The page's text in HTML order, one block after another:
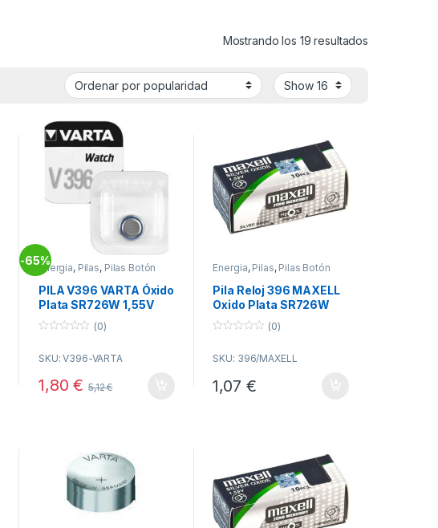
Mostrando los 19 resultados
-65%
Energia, Pilas, Pilas Botón
PILA V396 VARTA Óxido
Plata SR726W 1,55V
Relojes
u
o
(0)
SKU: V396-VARTA
1,80€ 5,12€
Energia, Pilas, Pilas Botón
Pila Reloj 396 MAXELL
Oxido Plata SR726W
u
(0)
SKU: 396/MAXELL
1,07 €